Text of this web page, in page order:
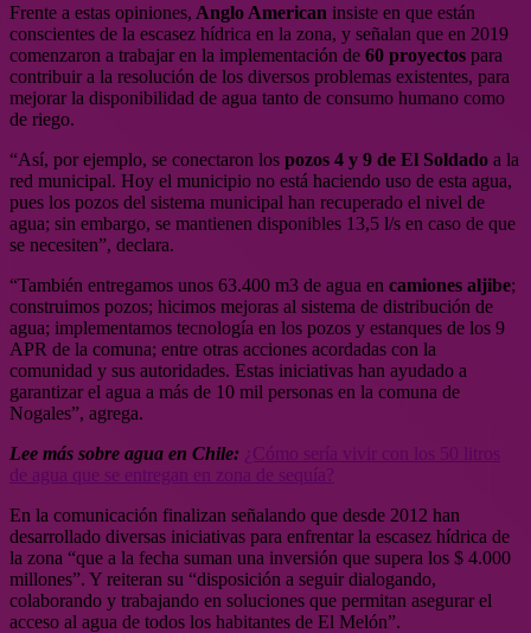
Frente a estas opiniones, Anglo American insiste en que están
conscientes de la escasez hídrica en la zona, y señalan que en 2019
comenzaron a trabajar en la implementación de 60 proyectos para
contribuir a la resolución de los diversos problemas existentes, para
mejorar la disponibilidad de agua tanto de consumo humano como
de riego.
“Así, por ejemplo, se conectaron los pozos 4 y 9 de El Soldado a la
red municipal. Hoy el municipio no está haciendo uso de esta agua,
pues los pozos del sistema municipal han recuperado el nivel de
agua; sin embargo, se mantienen disponibles 13,5 l/s en caso de que
se necesiten”, declara.
“También entregamos unos 63.400 m3 de agua en camiones aljibe;
construimos pozos; hicimos mejoras al sistema de distribución de
agua; implementamos tecnología en los pozos y estanques de los 9
APR de la comuna; entre otras acciones acordadas con la
comunidad y sus autoridades. Estas iniciativas han ayudado a
garantizar el agua a más de 10 mil personas en la comuna de
Nogales”, agrega.
Lee más sobre agua en Chile:
¿Cómo sería vivir con los 50 litros
de agua que se entregan en zona de sequía?
En la comunicación finalizan señalando que desde 2012 han
desarrollado diversas iniciativas para enfrentar la escasez hídrica de
la zona “que a la fecha suman una inversión que supera los $ 4.000
millones”. Y reiteran su “disposición a seguir dialogando,
colaborando y trabajando en soluciones que permitan asegurar el
acceso al agua de todos los habitantes de El Melón”.